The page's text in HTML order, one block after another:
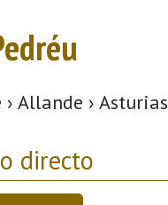
Allande › Asturias
directo